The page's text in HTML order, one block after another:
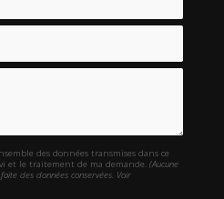
des données transmises dans ce
et le traitement de ma demande.(Aucune
des données conservées. Voir